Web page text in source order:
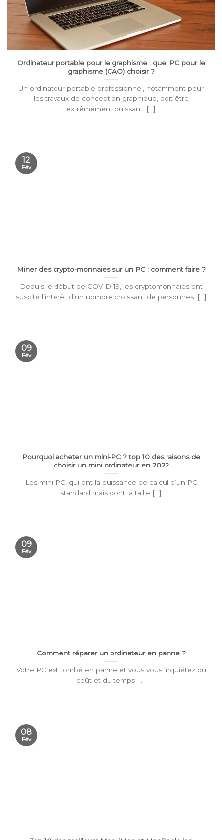
Ordinateur portable pour le graphisme : quel PC pour le
graphisme (CAO) choisir ?
Un ordinateur portable professionnel, notamment pour
les travaux de conception graphique, doit être
extrêmement puissant. [...]
Miner des crypto-monnaies sur un PC : comment faire ?
Depuis le début de COVID-19, les cryptomonnaies ont
suscité l’intérêt d’un nombre croissant de personnes. [...]
12
Fév
Pourquoi acheter un mini-PC ? top 10 des raisons de
choisir un mini ordinateur en 2022
Les mini-PC, qui ont la puissance de calcul d’un PC
standard mais dont la taille [...]
09
Fév
Comment réparer un ordinateur en panne ?
Votre PC est tombé en panne et vous vous inquiétez du
coût et du temps [...]
09
Fév
08
Fév